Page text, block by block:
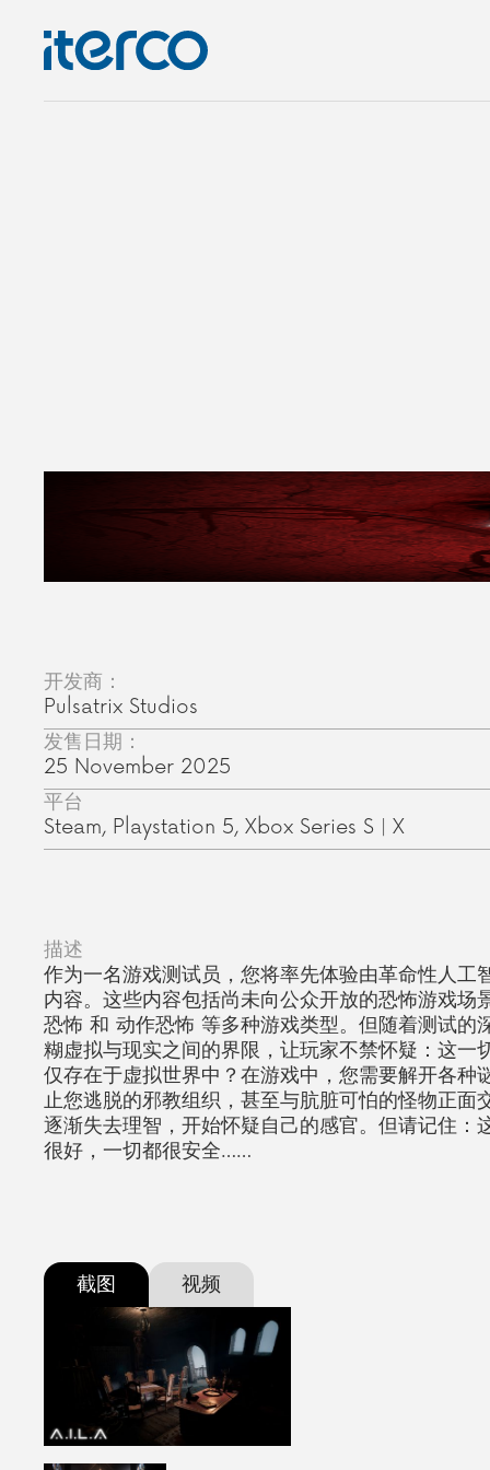
开发商：
Pulsatrix Studios
发售日期：
25 November 2025
平台
Steam, Playstation 5, Xbox Series S | X
描述
作为一名游戏测试员，您将率先体验由革命性人工
内容。这些内容包括尚未向公众开放的恐怖游戏场
恐怖 和 动作恐怖 等多种游戏类型。但随着测试的
糊虚拟与现实之间的界限，让玩家不禁怀疑：这一
仅存在于虚拟世界中？在游戏中，您需要解开各种
止您逃脱的邪教组织，甚至与肮脏可怕的怪物正面
逐渐失去理智，开始怀疑自己的感官。但请记住：
很好，一切都很安全……
截图 视频